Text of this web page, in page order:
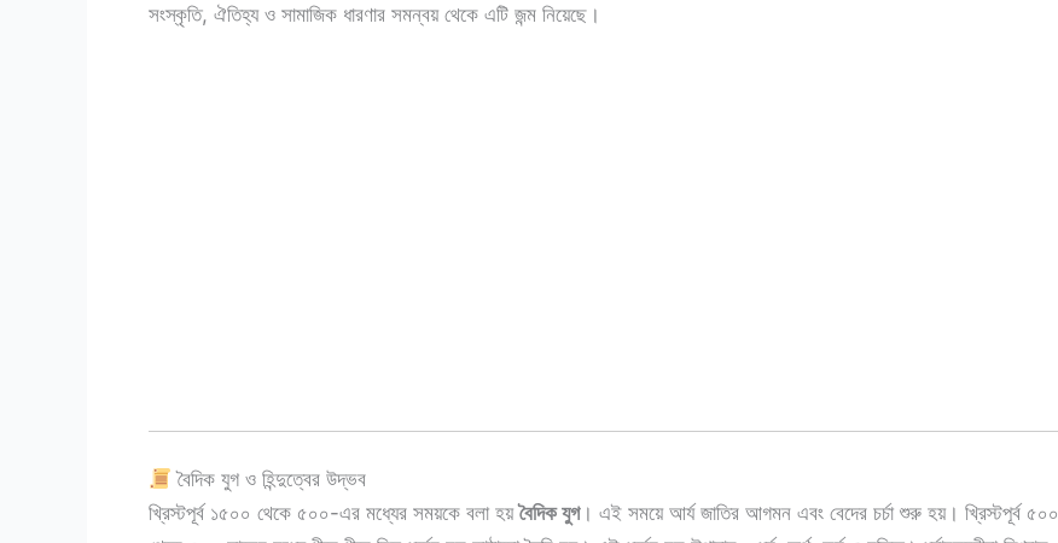
সংস্কৃতি, ঐতিহ্য ও সামাজিক ধারণার সমন্বয় থেকে এটি জন্ম নিয়েছে।
বৈদিক যুগ ও হিন্দুত্বের উদ্ভব
খ্রিস্টপূর্ব ১৫০০ থেকে ৫০০-এর মধ্যের সময়কে বলা হয়বৈদিক যুগ। এই সময়ে আর্য জাতির আগমন এবং বেদের চর্চা শুরু হয়। খ্রিস্টপূর্ব ৫০০